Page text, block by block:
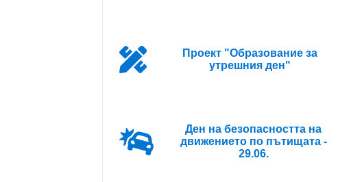
Проект "Образование за
утрешния ден"
Ден на безопасността на
движението по пътищата -
29.06.